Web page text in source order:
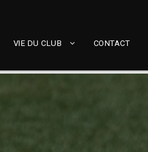
VIE DU CLUB CONTACT